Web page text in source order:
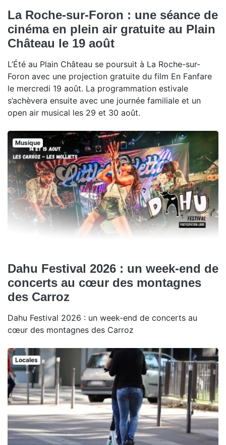
La Roche-sur-Foron : une séance de
cinéma en plein air gratuite au Plain
Château le 19 août
L’Été au Plain Château se poursuit à La Roche-sur-
Foron avec une projection gratuite du film En Fanfare
le mercredi 19 août. La programmation estivale
s’achèvera ensuite avec une journée familiale et un
open air musical les 29 et 30 août.
Musique
Dahu Festival 2026 : un week-end de
concerts au cœur des montagnes
des Carroz
Dahu Festival 2026 : un week-end de concerts au
cœur des montagnes des Carroz
Locales